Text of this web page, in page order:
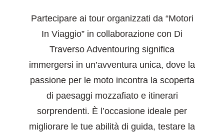
Partecipare ai tour organizzati da “Motori
In Viaggio” in collaborazione con Di
Traverso Adventouring significa
immergersi in un’avventura unica, dove la
passione per le moto incontra la scoperta
di paesaggi mozzafiato e itinerari
sorprendenti. È l’occasione ideale per
migliorare le tue abilità di guida, testare la